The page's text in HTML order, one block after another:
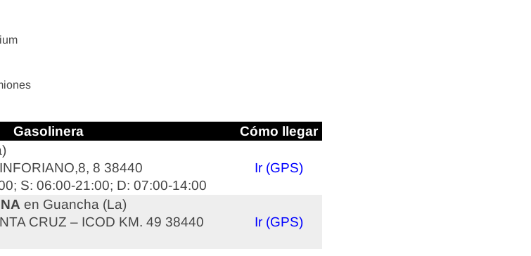
Gasolinera Cómo llegar
8 38440
S: 06:00-21:00; D: 07:00-14:00
Ir (GPS)
en Guancha (La)
CRUZ – ICOD KM. 49 38440
Ir (GPS)